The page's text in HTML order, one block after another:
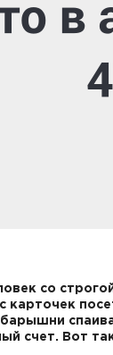
со
карточек
счет. Вот